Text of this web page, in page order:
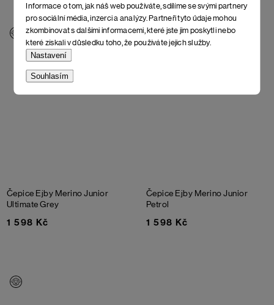
Informace o tom, jak náš web používáte, sdílíme se svými partnery
pro sociální média, inzerci a analýzy. Partneři tyto údaje mohou
zkombinovat s dalšími informacemi, které jste jim poskytli nebo
které získali v důsledku toho, že používáte jejich služby.
Nastavení
Souhlasím
Čepice Ejby Merino Junior
Ultimate Grey
1 598 Kč
Čepice Ejby Merino Junior
Petrol
1 598 Kč